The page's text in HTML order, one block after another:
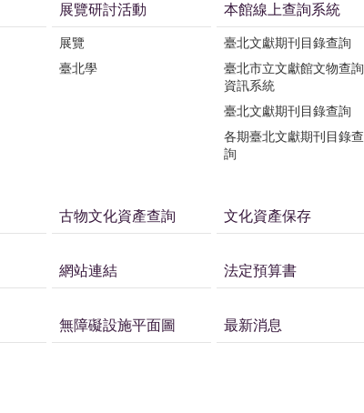
展覽研討活動
展覽
臺北學
本館線上查詢系統
臺北文獻期刊目錄查詢
臺北市立文獻館文物查詢
資訊系統
臺北文獻期刊目錄查詢
各期臺北文獻期刊目錄查
詢
古物文化資產查詢 文化資產保存
網站連結 法定預算書
無障礙設施平面圖 最新消息